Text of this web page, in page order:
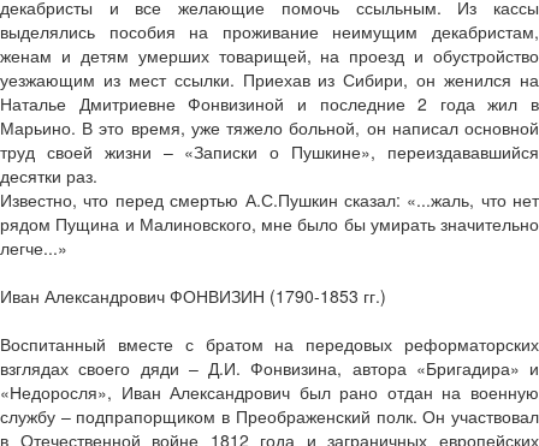
декабристы и все желающие помочь ссыльным. Из кассы
выделялись пособия на проживание неимущим декабристам,
женам и детям умерших товарищей, на проезд и обустройство
уезжающим из мест ссылки. Приехав из Сибири, он женился на
Наталье Дмитриевне Фонвизиной и последние 2 года жил в
Марьино. В это время, уже тяжело больной, он написал основной
труд своей жизни – «Записки о Пушкине», переиздававшийся
десятки раз.
Известно, что перед смертью А.С.Пушкин сказал: «...жаль, что нет
рядом Пущина и Малиновского, мне было бы умирать значительно
легче...»
Иван Александрович ФОНВИЗИН (1790­-1853 гг.)
Воспитанный вместе с братом на передовых реформаторских
взглядах своего дяди – Д.И. Фонвизина, автора «Бригадира» и
«Недоросля», Иван Александрович был рано отдан на военную
службу – подпрапорщиком в Преображенский полк. Он участвовал
в Отечественной войне 1812 года и заграничных европейских